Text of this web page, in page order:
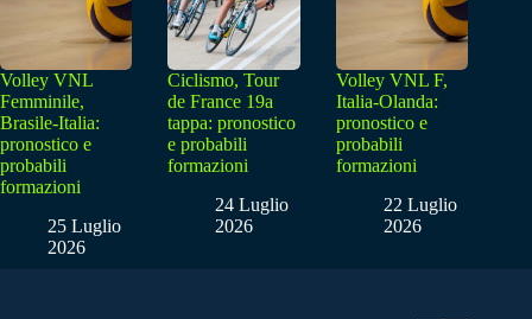
Volley VNL
Femminile,
Brasile-Italia:
pronostico e
probabili
formazioni
25 Luglio
2026
Ciclismo, Tour
de France 19a
tappa: pronostico
e probabili
formazioni
24 Luglio
2026
Volley VNL F,
Italia-Olanda:
pronostico e
probabili
formazioni
22 Luglio
2026